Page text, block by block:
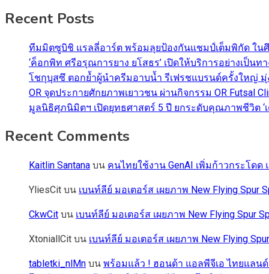
Recent Posts
ทีมมิตซูบิชิ แรลลี่อาร์ต พร้อมลุยป้องกันแชมป์เต็มพิกัด ใน
‘ค็อกพิท ศรีอรุณการยาง ยโสธร’ เปิดให้บริการอย่างเป็น
โชกุบุสซึ ตอกย้ำผู้นำครีมอาบน้ำ รีเฟรชแบรนด์ครั้งใหญ่ มุ่
OR จุดประกายศักยภาพเยาวชน ผ่านกิจกรรม OR Futsal
มูลนิธิศุภนิมิตฯ เปิดยุทธศาสตร์ 5 ปี ยกระดับคุณภาพชีวิต
Recent Comments
Kaitlin Santana บน คนไทยใช้งาน GenAI เพิ่มก้าวกระโด
YliesCit บน เบนท์ลีย์ มอเตอร์ส เผยภาพ New Flying
CkwCit บน เบนท์ลีย์ มอเตอร์ส เผยภาพ New Flying Spur
XtoniallCit บน เบนท์ลีย์ มอเตอร์ส เผยภาพ New Flying
tabletki_nlMn บน พร้อมแล้ว ! ฮอนด้า แอลพีจีเอ ไทยแลนด์